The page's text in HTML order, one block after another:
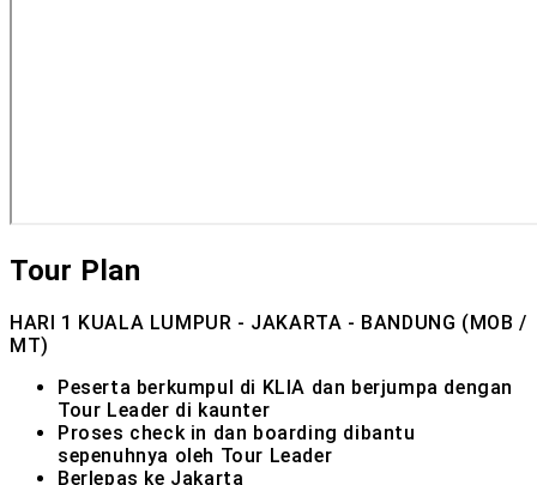
Tour Plan
HARI 1 KUALA LUMPUR - JAKARTA - BANDUNG (MOB /
MT)
Peserta berkumpul di KLIA dan berjumpa dengan
Tour Leader di kaunter
Proses check in dan boarding dibantu
sepenuhnya oleh Tour Leader
Berlepas ke Jakarta